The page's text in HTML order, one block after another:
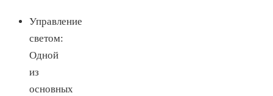
Управление
светом:
Одной
из
основных